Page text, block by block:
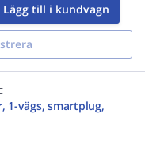
Lägg till i kundvagn
1-vägs, smartplug,